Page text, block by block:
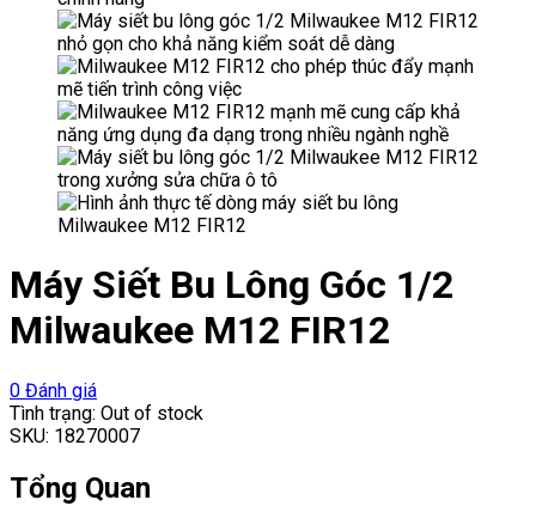
Máy Siết Bu Lông Góc 1/2
Milwaukee M12 FIR12
0 Đánh giá
Tình trạng: Out of stock
SKU: 18270007
Tổng Quan